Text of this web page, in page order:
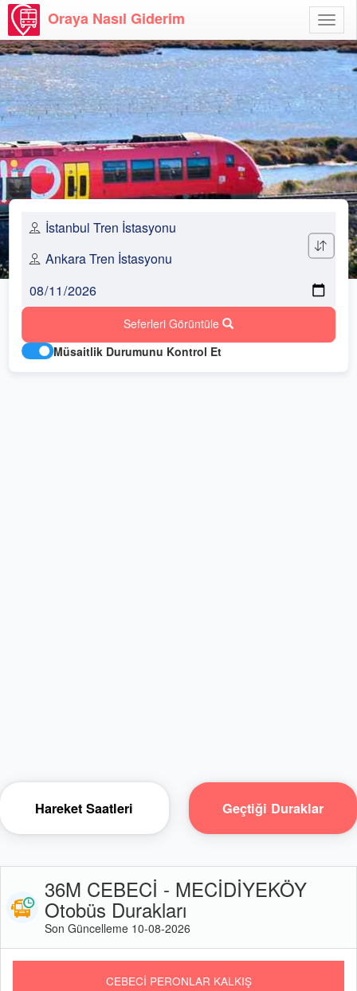
Aç
Oraya Nasıl Giderim
Seferleri Görüntüle
Müsaitlik Durumunu Kontrol Et
Hareket Saatleri Geçtiği Duraklar
36M CEBECİ - MECİDİYEKÖY
Otobüs Durakları
Son Güncelleme 10-08-2026
CEBECİ PERONLAR KALKIŞ